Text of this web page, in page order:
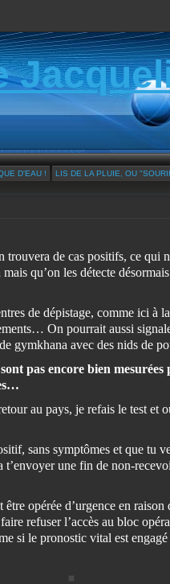
D'EAU ! LIS DE LA PLUIE, OU
trouvera de cas positifs, ce qui
qu’on les détecte
de dépistage, comme ici à
On pourrait aussi
gymkhana avec des nids de
pas encore bien
au pays, je refais le test et
sans symptômes et que tu
une fin de non-
opérée d’urgence en raison
refuser l’accès au bloc
si le pronostic vital est